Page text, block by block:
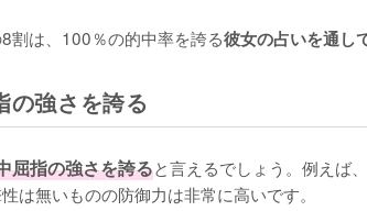
割は、100％の的中率を誇る彼女の占いを通し
の強さを誇る
屈指の強さを誇ると言えるでしょう。例えば
は無いものの防御力は非常に高いです。